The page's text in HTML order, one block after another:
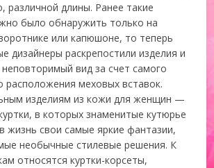
различной длины. Ранее такие
было обнаружить только на
или капюшоне, то теперь
дизайнеры раскрепостили изделия и
вид за счет самого
расположения меховых вставок.
изделиям из кожи для женщин —
в которых знаменитые кутюрье
жизнь свои самые яркие фантазии,
необычные стилевые решения. К
относятся куртки-корсеты,